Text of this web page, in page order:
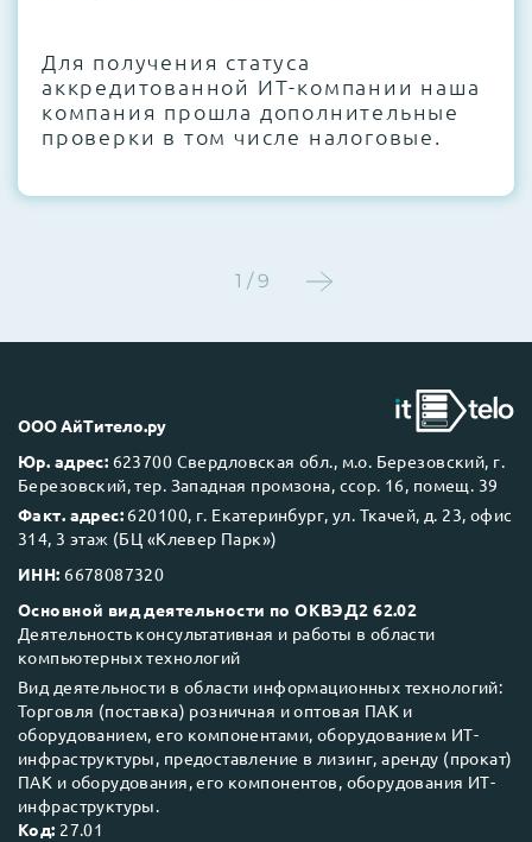
Этап 4:Стресс-тестирование под 100%
нагрузкой в течение 72 часов для
проверки стабильности всех подсистем
Next Business Day (NBD)
Для получения статуса
аккредитованной ИТ-компании наша
компания прошла дополнительные
проверки в том числе налоговые.
1 / 9
ООО АйТитело.ру
Юр. адрес: 623700 Свердловская обл., м.о. Березовский, г.
Березовский, тер. Западная промзона, ссор. 16, помещ. 39
Факт. адрес: 620100, г. Екатеринбург, ул. Ткачей, д. 23, офис
314, 3 этаж (БЦ «Клевер Парк»)
ИНН: 6678087320
Основной вид деятельности по ОКВЭД2 62.02
Деятельность консультативная и работы в области
компьютерных технологий
Вид деятельности в области информационных технологий:
Торговля (поставка) розничная и оптовая ПАК и
оборудованием, его компонентами, оборудованием ИТ-
инфраструктуры, предоставление в лизинг, аренду (прокат)
ПАК и оборудования, его компонентов, оборудования ИТ-
инфраструктуры.
Код: 27.01